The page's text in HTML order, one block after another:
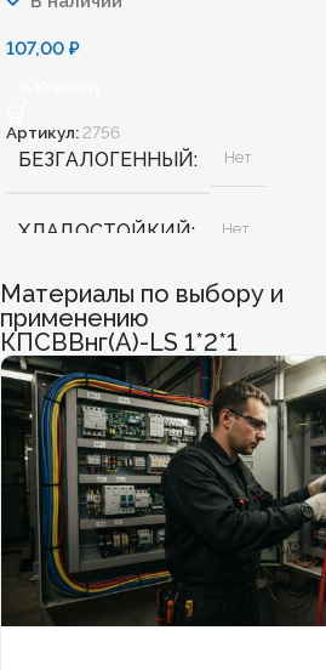
107,00 ₽
Артикул: 2756
БЕЗГАЛОГЕННЫЙ Нет
ХЛАДОСТОЙКИЙ Нет
ОГНЕСТОЙКИЙ Нет
НАЛИЧИЕ ЭКРАНА Нет
БРОНИРОВАННЫЙ Нет
Материалы по выбору и
применению
КПСВВнг(А)-LS 1*2*1